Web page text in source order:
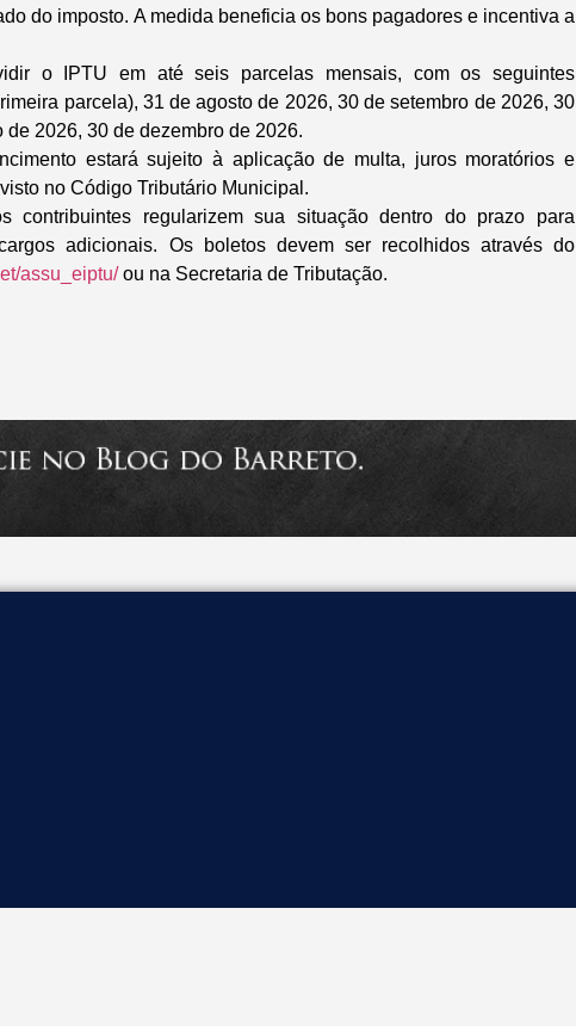
do imposto. A medida beneficia os bons pagadores e incentiva a
o IPTU em até seis parcelas mensais, com os seguintes
parcela), 31 de agosto de 2026, 30 de setembro de 2026, 30
2026, 30 de dezembro de 2026.
estará sujeito à aplicação de multa, juros moratórios e
no Código Tributário Municipal.
contribuintes regularizem sua situação dentro do prazo para
adicionais. Os boletos devem ser recolhidos através do
assu_eiptu/ou na Secretaria de Tributação.